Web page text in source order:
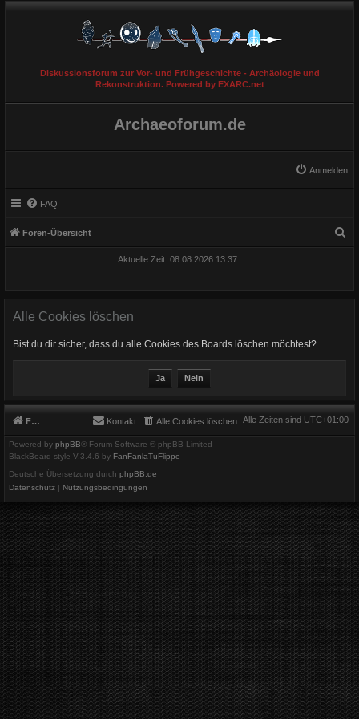
Diskussionsforum zur Vor- und Frühgeschichte - Archäologie und
Rekonstruktion. Powered by EXARC.net
Archaeoforum.de
Anmelden
FAQ
Foren-Übersicht
Aktuelle Zeit: 08.08.2026 13:37
Alle Cookies löschen
Bist du dir sicher, dass du alle Cookies des Boards löschen möchtest?
Foren-Übersicht Alle Zeiten sind UTC+01:00
Alle Cookies löschen
Kontakt
Powered by phpBB® Forum Software © phpBB Limited
BlackBoard style V.3.4.6 by FanFanlaTuFlippe
Deutsche Übersetzung durch phpBB.de
Datenschutz | Nutzungsbedingungen